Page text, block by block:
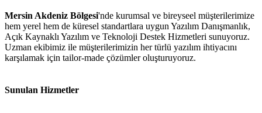
Mersin Akdeniz Bölgesi'nde kurumsal ve bireyseel müşterilerimize
hem yerel hem de küresel standartlara uygun Yazılım Danışmanlık,
Açık Kaynaklı Yazılım ve Teknoloji Destek Hizmetleri sunuyoruz.
Uzman ekibimiz ile müşterilerimizin her türlü yazılım ihtiyacını
karşılamak için tailor-made çözümler oluşturuyoruz.
Sunulan Hizmetler